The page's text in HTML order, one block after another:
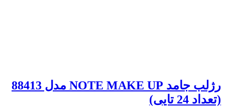
رژلب جامد NOTE MAKE UP مدل 88413
(تعداد 24 تایی)